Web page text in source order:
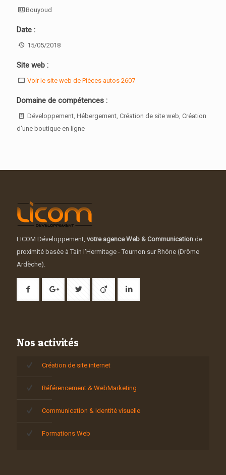
Bouyoud
Date :
15/05/2018
Site web :
Voir le site web de Pièces autos 2607
Domaine de compétences :
Développement, Hébergement, Création de site web, Création
d'une boutique en ligne
LICOM Développement, votre agence Web & Communication de
proximité basée à Tain l'Hermitage - Tournon sur Rhône (Drôme
Ardèche).
Nos activités
Création de site internet
Référencement & WebMarketing
Communication & Identité visuelle
Formations Web